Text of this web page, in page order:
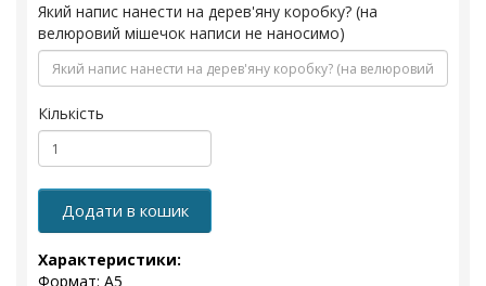
Який напис нанести на дерев'яну коробку? (на
велюровий мішечок написи не наносимо)
Кількість
Додати в кошик
Характеристики:
Формат: А5